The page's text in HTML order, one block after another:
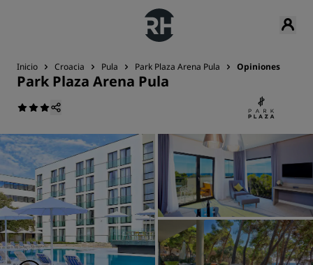
Inicio Croacia Pula Park Plaza Arena Pula Opiniones
Park Plaza Arena Pula